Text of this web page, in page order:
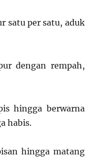
satu per satu, aduk
dengan rempah,
hingga berwarna
habis.
hingga matang